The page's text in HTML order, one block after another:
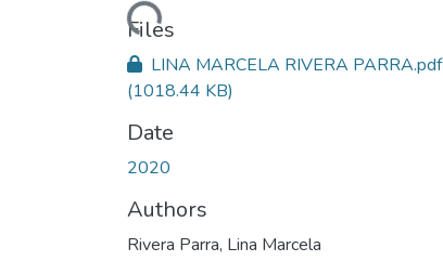
Loading...
Files
LINA MARCELA RIVERA PARRA.pdf
(1018.44 KB)
Date
2020
Authors
Rivera Parra, Lina Marcela